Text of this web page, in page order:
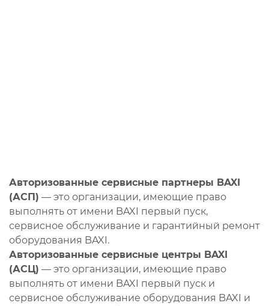
Авторизованные сервисные партнеры BAXI
(АСП) — это организации, имеющие право
выполнять от имени BAXI первый пуск,
сервисное обслуживание и гарантийный ремонт
оборудования BAXI.
Авторизованные сервисные центры BAXI
(АСЦ) — это организации, имеющие право
выполнять от имени BAXI первый пуск и
сервисное обслуживание оборудования BAXI и